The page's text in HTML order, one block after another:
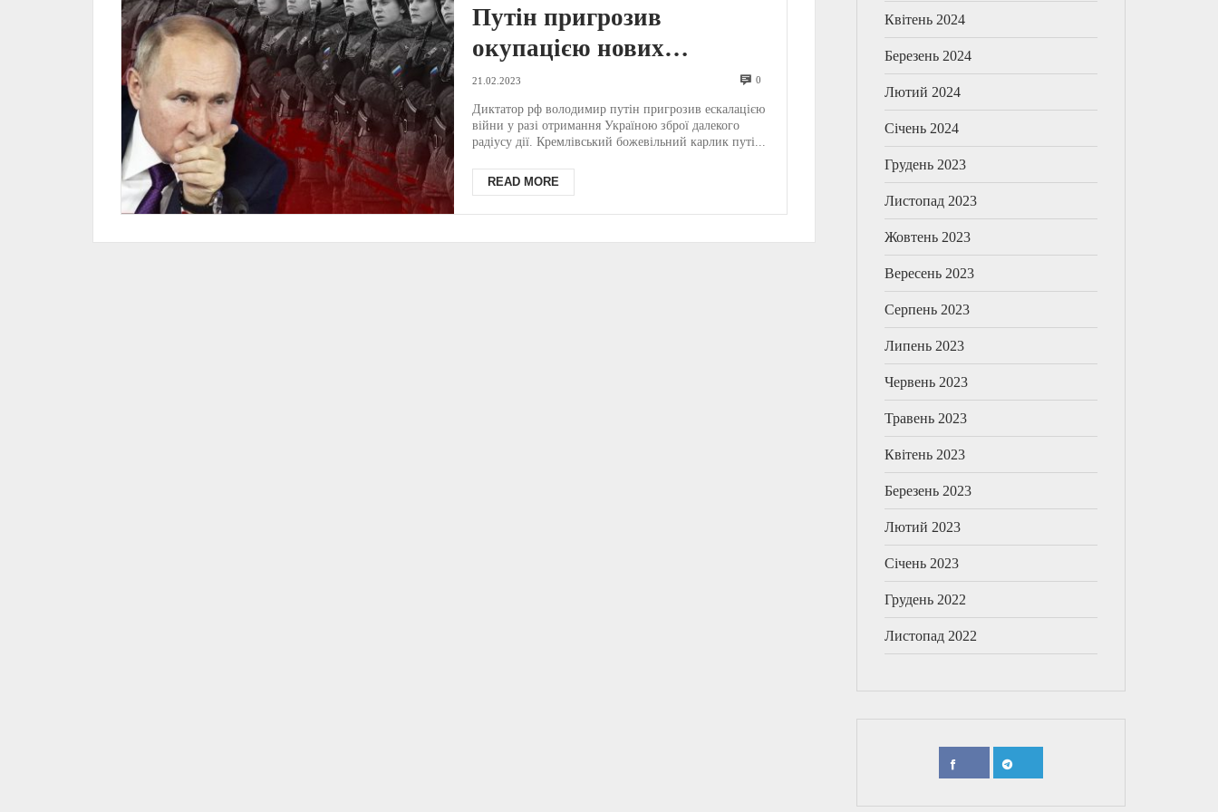
Путін пригрозив
окупацією нових
територій в Україні: що
відомо?
21.02.2023 0
Диктатор рф володимир путін пригрозив ескалацією
війни у разі отримання Україною зброї далекого
радіусу дії. Кремлівський божевільний карлик путі...
READ MORE
Квітень 2024
Березень 2024
Лютий 2024
Січень 2024
Грудень 2023
Листопад 2023
Жовтень 2023
Вересень 2023
Серпень 2023
Липень 2023
Червень 2023
Травень 2023
Квітень 2023
Березень 2023
Лютий 2023
Січень 2023
Грудень 2022
Листопад 2022